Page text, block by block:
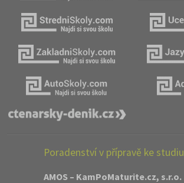
Poradenství v přípravě ke studiu
AMOS – KamPoMaturite.cz, s.r.o.